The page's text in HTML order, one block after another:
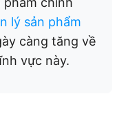
lý sản phẩm
càng tăng về
vực này.